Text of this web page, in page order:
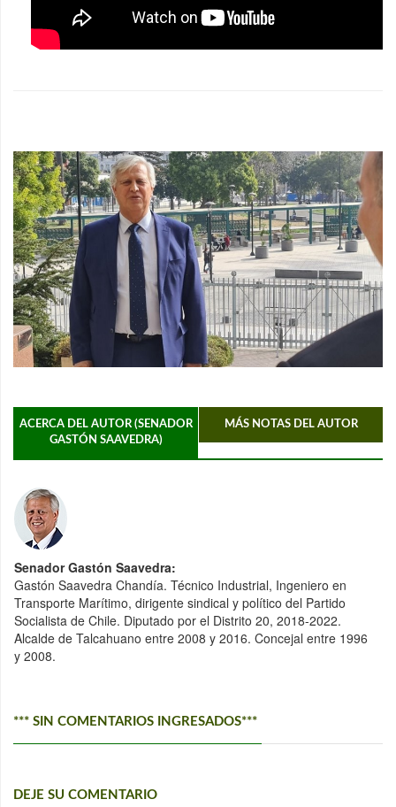
ACERCA DEL AUTOR (SENADOR
GASTÓN SAAVEDRA)
MÁS NOTAS DEL AUTOR
Senador Gastón Saavedra:
Gastón Saavedra Chandía. Técnico Industrial, Ingeniero en
Transporte Marítimo, dirigente sindical y político del Partido
Socialista de Chile. Diputado por el Distrito 20, 2018-2022.
Alcalde de Talcahuano entre 2008 y 2016. Concejal entre 1996
y 2008.
*** SIN COMENTARIOS INGRESADOS***
DEJE SU COMENTARIO